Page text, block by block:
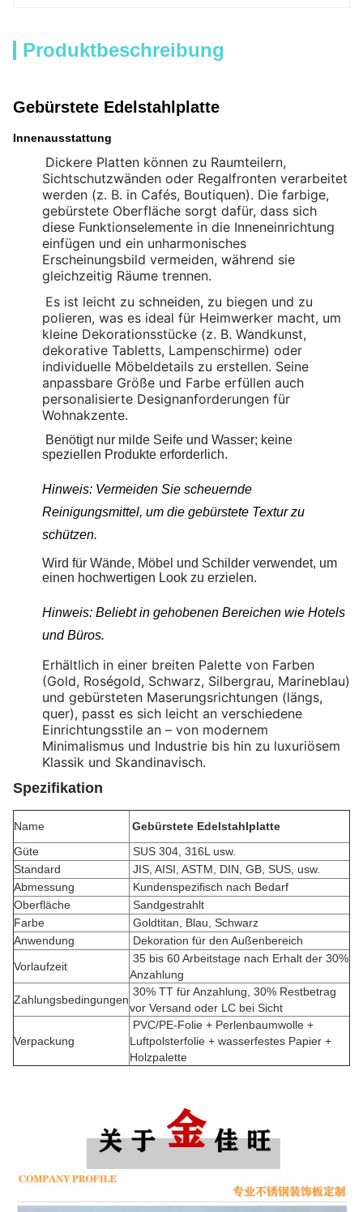
Produktbeschreibung
Gebürstete Edelstahlplatte
Innenausstattung
Dickere Platten können zu Raumteilern,
Sichtschutzwänden oder Regalfronten verarbeitet
werden (z. B. in Cafés, Boutiquen). Die farbige,
gebürstete Oberfläche sorgt dafür, dass sich
diese Funktionselemente in die Inneneinrichtung
einfügen und ein unharmonisches
Erscheinungsbild vermeiden, während sie
gleichzeitig Räume trennen.
Es ist leicht zu schneiden, zu biegen und zu
polieren, was es ideal für Heimwerker macht, um
kleine Dekorationsstücke (z. B. Wandkunst,
dekorative Tabletts, Lampenschirme) oder
individuelle Möbeldetails zu erstellen. Seine
anpassbare Größe und Farbe erfüllen auch
personalisierte Designanforderungen für
Wohnakzente.
Benötigt nur milde Seife und Wasser; keine
speziellen Produkte erforderlich.
Hinweis: Vermeiden Sie scheuernde
Reinigungsmittel, um die gebürstete Textur zu
schützen.
Wird für Wände, Möbel und Schilder verwendet, um
einen hochwertigen Look zu erzielen.
Hinweis: Beliebt in gehobenen Bereichen wie Hotels
und Büros.
Erhältlich in einer breiten Palette von Farben
(Gold, Roségold, Schwarz, Silbergrau, Marineblau)
und gebürsteten Maserungsrichtungen (längs,
quer), passt es sich leicht an verschiedene
Einrichtungsstile an – von modernem
Minimalismus und Industrie bis hin zu luxuriösem
Klassik und Skandinavisch.
Spezifikation
Name
Gebürstete Edelstahlplatte
Güte
SUS 304, 316L usw.
Standard
JIS, AISI, ASTM, DIN, GB, SUS, usw.
Abmessung
Kundenspezifisch nach Bedarf
Oberfläche
Sandgestrahlt
Farbe
Goldtitan, Blau, Schwarz
Anwendung
Dekoration für den Außenbereich
Vorlaufzeit
35 bis 60 Arbeitstage nach Erhalt der 30%
Anzahlung
Zahlungsbedingungen
30% TT für Anzahlung, 30% Restbetrag
vor Versand oder LC bei Sicht
Verpackung
PVC/PE-Folie + Perlenbaumwolle +
Luftpolsterfolie + wasserfestes Papier +
Holzpalette